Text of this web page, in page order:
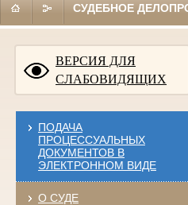
СУДЕБНОЕ
ВЕРСИЯ ДЛЯ
СЛАБОВИДЯЩИХ
ПОДАЧА
ПРОЦЕССУАЛЬНЫХ
ДОКУМЕНТОВ В
ЭЛЕКТРОННОМ ВИДЕ
О СУДЕ